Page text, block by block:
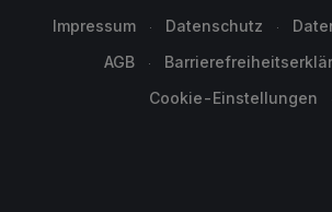
Impressum Datenschutz
AGB
Cookie-Einstellungen